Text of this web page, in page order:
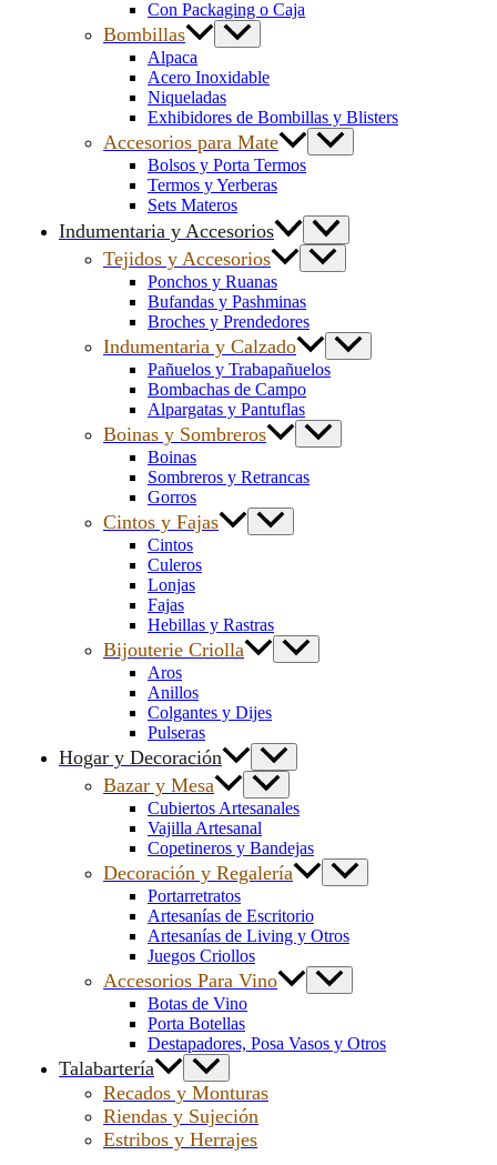
Con Packaging o Caja
Bombillas
Alpaca
Acero Inoxidable
Niqueladas
Exhibidores de Bombillas y Blisters
Accesorios para Mate
Bolsos y Porta Termos
Termos y Yerberas
Sets Materos
Indumentaria y Accesorios
Tejidos y Accesorios
Ponchos y Ruanas
Bufandas y Pashminas
Broches y Prendedores
Indumentaria y Calzado
Pañuelos y Trabapañuelos
Bombachas de Campo
Alpargatas y Pantuflas
Boinas y Sombreros
Boinas
Sombreros y Retrancas
Gorros
Cintos y Fajas
Cintos
Culeros
Lonjas
Fajas
Hebillas y Rastras
Bijouterie Criolla
Aros
Anillos
Colgantes y Dijes
Pulseras
Hogar y Decoración
Bazar y Mesa
Cubiertos Artesanales
Vajilla Artesanal
Copetineros y Bandejas
Decoración y Regalería
Portarretratos
Artesanías de Escritorio
Artesanías de Living y Otros
Juegos Criollos
Accesorios Para Vino
Botas de Vino
Porta Botellas
Destapadores, Posa Vasos y Otros
Talabartería
Recados y Monturas
Riendas y Sujeción
Estribos y Herrajes